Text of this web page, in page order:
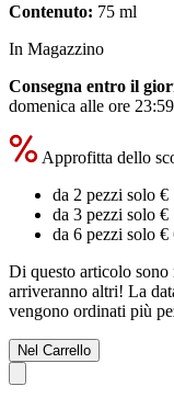
Contenuto: 75 ml
In Magazzino
Consegna entro il
domenica alle ore 23:59
Approfitta dello
da 2 pezzi solo €
da 3 pezzi solo €
da 6 pezzi solo €
Di questo articolo sono
arriveranno altri! La
vengono ordinati più
Nel Carrello